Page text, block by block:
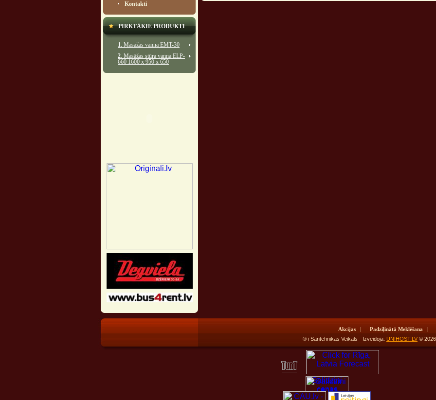
Kontakti
PIRKTĀKIE PRODUKTI
1. Masāžas vanna EMT-30
2. Masāžas stūra vanna ELP-
660 1600 x 950 x 650
Akcijas | Padziļinātā Meklēšana |
® i Santehnikas Veikals - Izveidoja: UNIHOST.LV ©
Salidzini
cenas
portatīvajiem